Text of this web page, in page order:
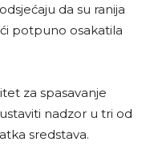
da su ranija
potpuno osakatila
za spasavanje
nadzor u tri od
sredstava.